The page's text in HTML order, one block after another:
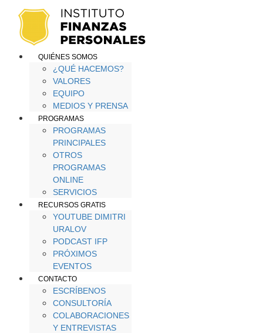
QUIÉNES SOMOS
¿QUÉ HACEMOS?
VALORES
EQUIPO
MEDIOS Y PRENSA
PROGRAMAS
PROGRAMAS
PRINCIPALES
OTROS
PROGRAMAS
ONLINE
SERVICIOS
RECURSOS GRATIS
YOUTUBE DIMITRI
URALOV
PODCAST IFP
PRÓXIMOS
EVENTOS
CONTACTO
ESCRÍBENOS
CONSULTORÍA
COLABORACIONES
Y ENTREVISTAS